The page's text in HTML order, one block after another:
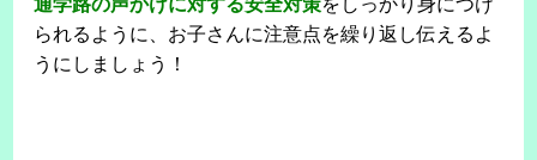
通学路の声かけに対する安全対策をしっかり身につけ
られるように、お子さんに注意点を繰り返し伝えるよ
うにしましょう！